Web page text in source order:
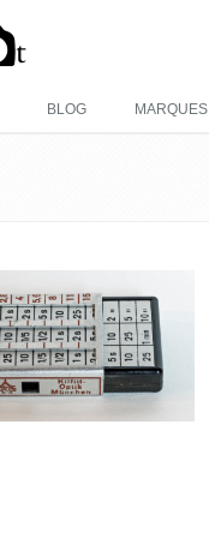
BLOG MARQUES